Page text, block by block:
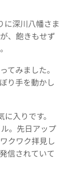
に深川八幡さま
、飽きもせず
てみました。
り手を動かし
入りです。
。先日アップ
クワク拝見し
信されていて